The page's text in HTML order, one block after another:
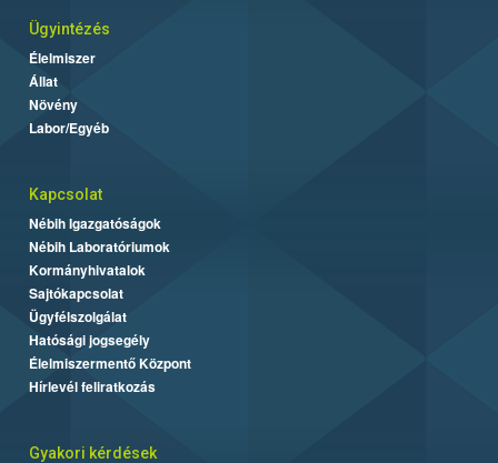
Ügyintézés
Élelmiszer
Állat
Növény
Labor/Egyéb
Kapcsolat
Nébih Igazgatóságok
Nébih Laboratóriumok
Kormányhivatalok
Sajtókapcsolat
Ügyfélszolgálat
Hatósági jogsegély
Élelmiszermentő Központ
Hírlevél feliratkozás
Gyakori kérdések